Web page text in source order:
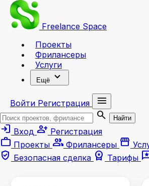
Freelance Space
Проекты
Фрилансеры
Услуги
Ещё expand_more
Войти Регистрация
menu
search
Найти
login Вход person_add Регистрация
work Проекты group Фрилансеры storefront
verified_user Безопасная сделка workspace_premium Тарифы